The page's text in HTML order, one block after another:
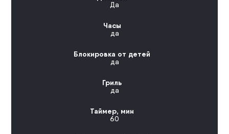
Да
Часы
да
Блокировка от детей
да
Гриль
да
Таймер, мин
60